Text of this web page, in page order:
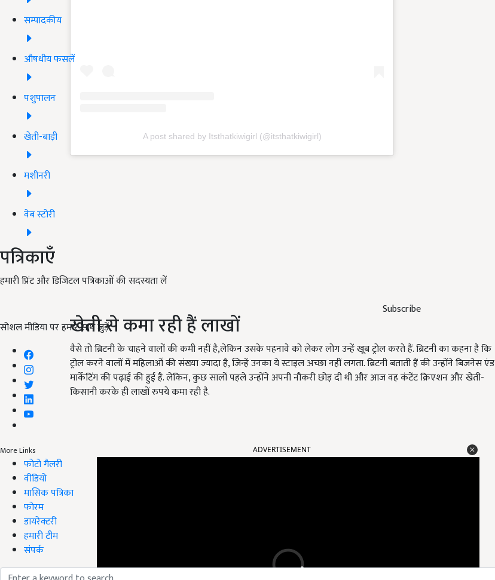
सम्पादकीय
औषधीय फसलें
पशुपालन
खेती-बाड़ी
मशीनरी
वेब स्टोरी
पत्रिकाएँ
हमारी प्रिंट और डिजिटल पत्रिकाओं की सदस्यता लें
Subscribe
सोशल मीडिया पर हमारे साथ जुड़ें:
More Links
फोटो गैलरी
वीडियो
मासिक पत्रिका
फोरम
डायरेक्टरी
हमारी टीम
संपर्क
A post shared by Itsthatkiwigirl (@itsthatkiwigirl)
खेती से कमा रही हैं लाखों
वैसे तो ब्रिटनी के चाहने वालों की कमी नहीं है,लेकिन उसके पहनावे को लेकर लोग उन्हें खूब ट्रोल करते हैं. ब्रिटनी का कहना है कि
ट्रोल करने वालों में महिलाओं की संख्या ज्यादा है, जिन्हें उनका ये स्टाइल अच्छा नहीं लगता. ब्रिटनी बताती हैं की उन्होंने बिजनेस एंड
मार्केटिंग की पढ़ाई की हुई है. लेकिन, कुछ सालों पहले उन्होंने अपनी नौकरी छोड़ दी थी और आज वह कंटेंट क्रिएशन और खेती-
किसानी करके ही लाखों रुपये कमा रही है.